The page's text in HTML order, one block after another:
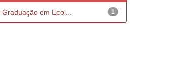
1
em Ecol...